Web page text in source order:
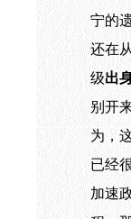
宁的
还在
级出
别开
为，
已经
加速